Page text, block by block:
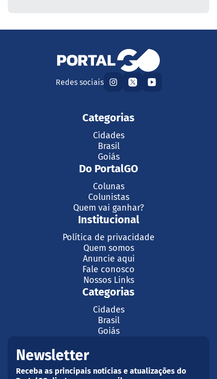
Redes sociais
Categorias
Cidades
Brasil
Goiás
Do PortalGO
Colunas
Colunistas
Quem vai ganhar?
Institucional
Política de privacidade
Quem somos
Anuncie aqui
Fale conosco
Nossos Links
Categorias
Cidades
Brasil
Goiás
Newsletter
Receba as principais notícias e atualizações do